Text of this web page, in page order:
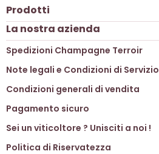
Prodotti
La nostra azienda
Spedizioni Champagne Terroir
Note legali e Condizioni di Servizio
Condizioni generali di vendita
Pagamento sicuro
Sei un viticoltore ? Unisciti a noi !
Politica di Riservatezza